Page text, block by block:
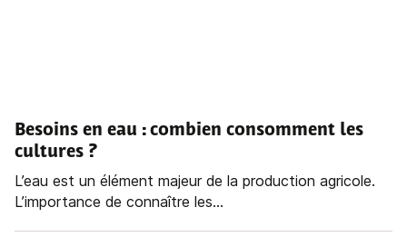
Besoins en eau : combien consomment les
cultures ?
L’eau est un élément majeur de la production agricole.
L’importance de connaître les...